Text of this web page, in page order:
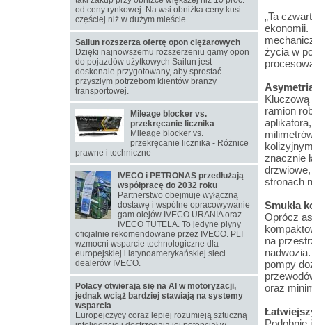
„Ta
ekonomii.
życia w
ramion
znacznie
stronach
Smukła
Oprócz
na
pompy
oraz
od ceny rynkowej. Na wsi obniżka ceny kusi
częściej niż w dużym mieście.
Sailun rozszerza ofertę opon ciężarowych
Dzięki najnowszemu rozszerzeniu gamy opon
do pojazdów użytkowych Sailun jest
doskonale przygotowany, aby sprostać
przyszłym potrzebom klientów branży
transportowej.
Mileage blocker vs.
przekręcanie licznika
Mileage blocker vs.
przekręcanie licznika - Różnice
prawne i techniczne
IVECO i PETRONAS przedłużają
współpracę do 2032 roku
Partnerstwo obejmuje wyłączną
dostawę i wspólne opracowywanie
gam olejów IVECO URANIA oraz
IVECO TUTELA. To jedyne płyny
oficjalnie rekomendowane przez IVECO. PLI
wzmocni wsparcie technologiczne dla
europejskiej i latynoamerykańskiej sieci
dealerów IVECO.
Polacy otwierają się na AI w motoryzacji,
jednak wciąż bardziej stawiają na systemy
wsparcia
Europejczycy coraz lepiej rozumieją sztuczną